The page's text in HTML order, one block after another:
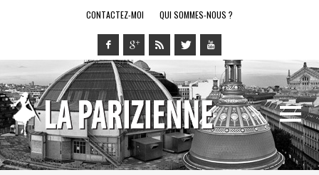
CONTACTEZ-MOI QUI SOMMES-NOUS ?